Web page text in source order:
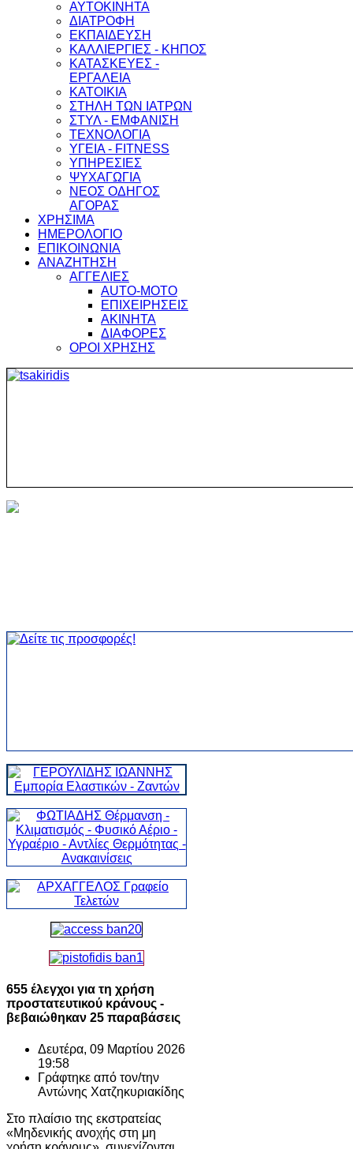
ΑΥΤΟΚΙΝΗΤΑ
ΔΙΑΤΡΟΦΗ
ΕΚΠΑΙΔΕΥΣΗ
ΚΑΛΛΙΕΡΓΙΕΣ - ΚΗΠΟΣ
ΚΑΤΑΣΚΕΥΕΣ -
ΕΡΓΑΛΕΙΑ
ΚΑΤΟΙΚΙΑ
ΣΤΗΛΗ ΤΩΝ ΙΑΤΡΩΝ
ΣΤΥΛ - ΕΜΦΑΝΙΣΗ
ΤΕΧΝΟΛΟΓΙΑ
ΥΓΕΙΑ - FITNESS
ΥΠΗΡΕΣΙΕΣ
ΨΥΧΑΓΩΓΙΑ
ΝΕΟΣ ΟΔΗΓΟΣ
ΑΓΟΡΑΣ
ΧΡΗΣΙΜΑ
ΗΜΕΡΟΛΟΓΙΟ
ΕΠΙΚΟΙΝΩΝΙΑ
ΑΝΑΖΗΤΗΣΗ
ΑΓΓΕΛΙΕΣ
AUTO-MOTO
ΕΠΙΧΕΙΡΗΣΕΙΣ
ΑΚΙΝΗΤΑ
ΔΙΑΦΟΡΕΣ
ΟΡΟΙ ΧΡΗΣΗΣ
655 έλεγχοι για τη χρήση
προστατευτικού κράνους -
βεβαιώθηκαν 25 παραβάσεις
Δευτέρα, 09 Μαρτίου 2026
19:58
Γράφτηκε από τον/την
Αντώνης Χατζηκυριακίδης
Στο πλαίσιο της εκστρατείας
«Μηδενικής ανοχής στη μη